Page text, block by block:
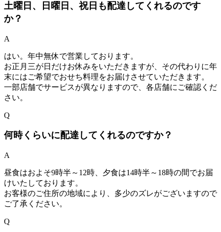
土曜日、日曜日、祝日も配達してくれるのです
か？
A
はい。年中無休で営業しております。
お正月三が日だけお休みをいただきますが、その代わりに年
末にはご希望でおせち料理をお届けさせていただきます。
一部店舗でサービスが異なりますので、各店舗にご確認くだ
さい。
Q
何時くらいに配達してくれるのですか？
A
昼食はおよそ9時半～12時、夕食は14時半～18時の間でお届
けいたしております。
お客様のご住所の地域により、多少のズレがございますので
ご了承ください。
Q